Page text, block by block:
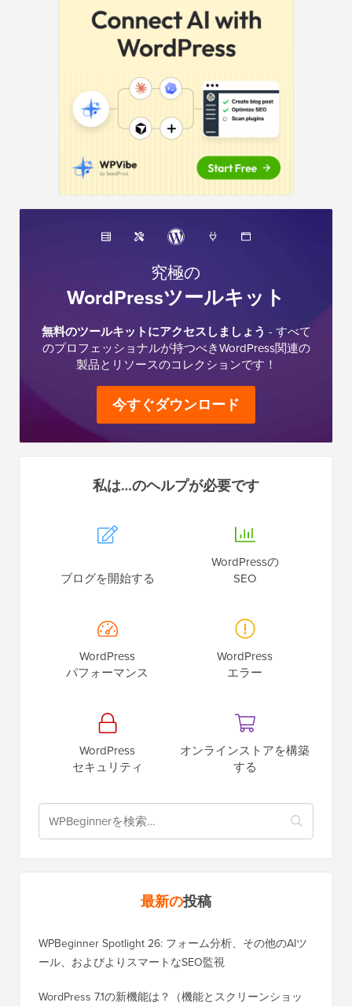
究極の
WordPressツールキット
無料のツールキットにアクセスしましょう - すべて
のプロフェッショナルが持つべきWordPress関連の
製品とリソースのコレクションです！
今すぐダウンロード
私は…のヘルプが必要です
ブログを開始する
WordPressの
SEO
WordPress
パフォーマンス
WordPress
エラー
WordPress
セキュリティ
オンラインストアを構築
する
最新の投稿
WPBeginner Spotlight 26: フォーム分析、その他のAIツ
ール、およびよりスマートなSEO監視
WordPress 7.1の新機能は？（機能とスクリーンショッ